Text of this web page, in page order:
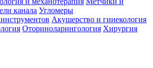
канала Угломеры
Акушерство и гинекология
Оториноларингология Хирургия